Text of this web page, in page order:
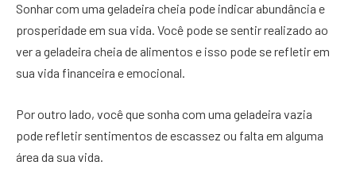
Sonhar com uma geladeira cheia pode indicar abundância e
prosperidade em sua vida. Você pode se sentir realizado ao
ver a geladeira cheia de alimentos e isso pode se refletir em
sua vida financeira e emocional.
Por outro lado, você que sonha com uma geladeira vazia
pode refletir sentimentos de escassez ou falta em alguma
área da sua vida.